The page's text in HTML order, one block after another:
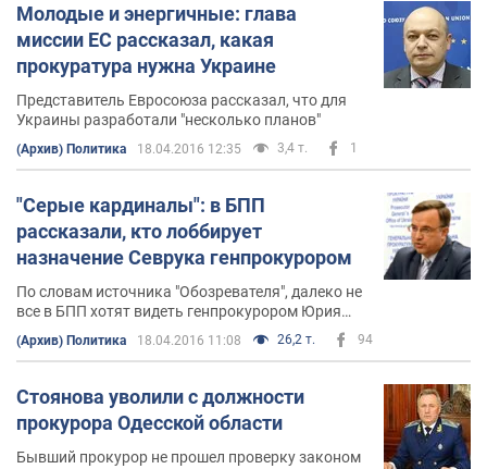
Молодые и энергичные: глава
миссии ЕС рассказал, какая
прокуратура нужна Украине
Представитель Евросоюза рассказал, что для
Украины разработали "несколько планов"
(Архив) Политика 18.04.2016 12:35 3,4 т. 1
"Серые кардиналы": в БПП
рассказали, кто лоббирует
назначение Севрука генпрокурором
По словам источника "Обозревателя", далеко не
все в БПП хотят видеть генпрокурором Юрия
(Архив) Политика 18.04.2016 11:08 26,2 т. 94
Стоянова уволили с должности
прокурора Одесской области
Бывший прокурор не прошел проверку законом